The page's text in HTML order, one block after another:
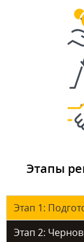
Этапы
Этап 1:
Этап 2: